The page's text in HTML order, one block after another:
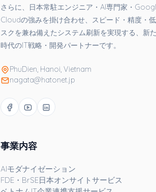
さらに、日本常駐エンジニア・AI専門家・
Cloudの強みを掛け合わせ、スピード・精度・
スクを兼ね備えたシステム刷新を実現する、新
時代のIT戦略・開発パートナーです。
PhuDien, Hanoi, Vietnam
nagata@hatonet.jp
事業内容
AIモダナイゼーション
FDE・BrSE日本オンサイトサービス